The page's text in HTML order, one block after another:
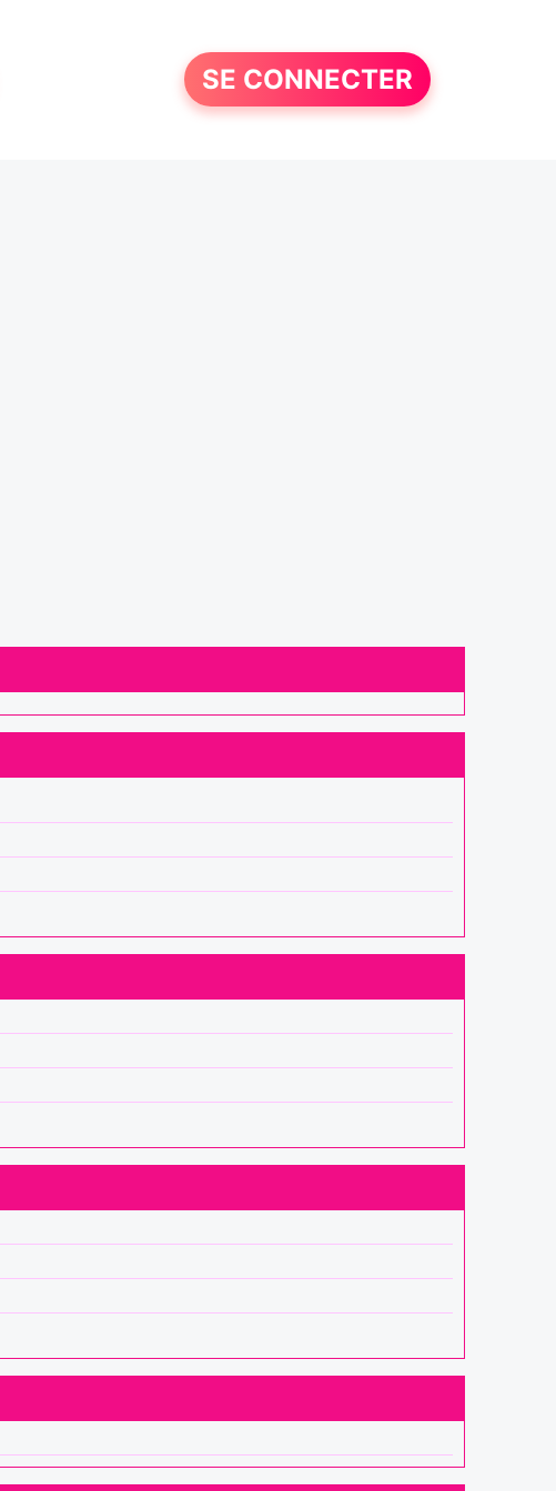
SE CONNECTER